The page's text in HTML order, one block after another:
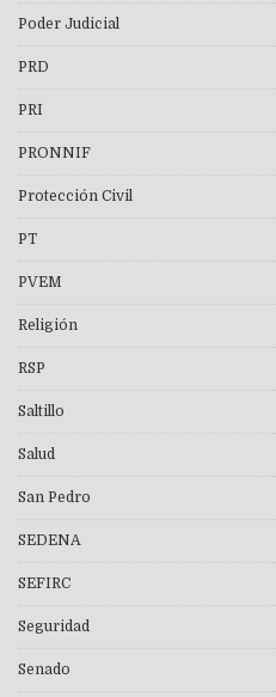
Poder Judicial
PRD
PRI
PRONNIF
Protección Civil
PT
PVEM
Religión
RSP
Saltillo
Salud
San Pedro
SEDENA
SEFIRC
Seguridad
Senado